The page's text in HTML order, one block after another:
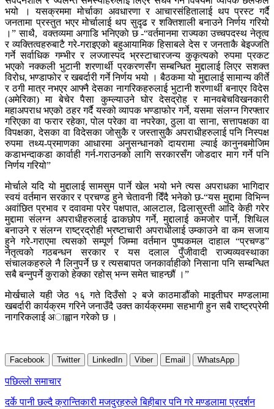
भयो । यसक्रममा मोर्चाका अवधारणा र आचारसंहितालाई थप प्रस्ट गर्दै
जनतामा प्रस्तुत भएर मोर्चालाई थप सुदृढ र शक्तिशाली बनाउने निर्णय गरियो
।” साथै, वक्तव्यमा अगाडि भनिएकाे छ -“वर्तमानमा राज्यका उच्चपदस्थ नेतृत्व
र व्यक्तित्वहरुबाटै गरे-गराइएको बहुआयामिक हिसाबले देस र जनताकै बेइज्जति
गर्ने सर्वाधिक गम्भीर र लज्जास्पद भ्रस्टाचारजन्य कुकृत्यको रुपमा प्रकट
भएको नक्कली भुटानी शरणार्थी प्रकरणसँग सम्बन्धित मुद्दालाई लिएर सशक्त
विरोध, भण्डाफोर र खबर्दारी गर्ने निर्णय भयो । बैठकमा यो मुद्दालाई सामान्य कीर्ते
र ठगी मात्र नभएर आफ्नै देसका नागरिकहरुलाई भुटानी शरणार्थी बनाएर विदेस
(अमेरिका) मा बेचेर पैसा कुम्ल्याउने घोर देसद्रोह र मानवबेचविखनकारी
महाअपराध भएको ठहर गर्दै यस्को व्यापक भण्डाफोर गर्ने, यसमा संलग्न गिरफ्तार
गरिएका वा फरार रहेका, पोल परेका वा नपरेका, ठुला वा साना, सत्तापक्षका वा
विपक्षका, देसका वा विदेसका जोसुकै र जस्तासुकै अपराधीहरुलाई पनि निस्पक्ष
रुपमा तथ्य-प्रमाणका आधारमा अनुसन्धानको दायरामा ल्याई कानुनबमोजिम
कडाभन्दाकडा कार्वाही गर्न-गराउनको लागि सरकारसँग जोडदार माग गर्ने पनि
निर्णय गरियो”
माेर्चाले यदि याे मुद्दालाई सामसुम पार्ने खेल भयो भने त्यस अपराधका भागिदार
स्वयं वर्तमान सरकार र प्रचण्ड हुने चेतावनी दिँदै भनेको छ-“यस मुद्दामा विभिन्न
अवांछित प्रभाव र दवावमा परेर पक्षपात, आलटाल, ढिलासुस्ती आदि केही गरेर
मुद्दामा संलग्न अपराधीहरुलाई ढाकछोप गर्ने, मुद्दालाई कमजोर पार्ने, शिथिल
बनाउने र संलग्न राष्ट्रद्रोही भ्रष्टाचारी अपराधीलाई उम्काउने वा कम सजाय
हुने गरे-गराएमा त्यसको सम्पूर्ण जिम्मा वर्तमान पुष्पकमल दाहाल “प्रचण्ड”
नेतृत्वको गठबन्धन सरकार र यस दलाल पुँजीवादी राज्यव्यवस्थाका
संचालकहरुले नै लिनुपर्ने छ र त्यसबापत जनकार्वाहीको निसाना पनि सम्बन्धित
सबै बन्नुपर्ने कुराको हेक्का रहोस् भन्न समेत चाहन्छौं ।”
माेर्खचाले यही जेठ १६ गते दिउँसो २ बजे काठमाडौंकाे माइतीघर मण्डलामा
खबर्दारी ​कार्यक्रम गरिने जनाउँदै उक्त कार्यक्रममा सहभागी हुन सबै राष्ट्रप्रेमी
नागरिकलाई अाह्वान गरेको छ ।
Facebook Twitter LinkedIn Viber Email WhatsApp
Post
navigation
पछिल्लाे समाचार
दर्के पानी छल्दै क्रान्तिकारी मजदुरहरुले बिहीबार पनि गरे मण्डलामा प्रदर्शन